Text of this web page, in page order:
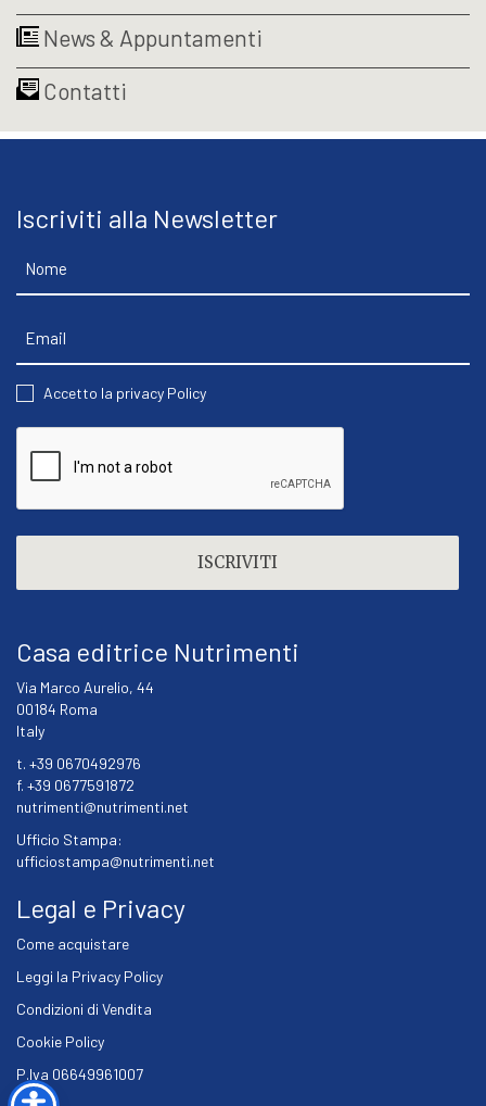
News & Appuntamenti
Contatti
Iscriviti alla Newsletter
CONSENT
Accetto la privacy Policy
Casa editrice Nutrimenti
Via Marco Aurelio, 44
00184 Roma
Italy
t. +39 0670492976
f. +39 0677591872
nutrimenti@nutrimenti.net
Ufficio Stampa:
ufficiostampa@nutrimenti.net
Legal e Privacy
Come acquistare
Leggi la Privacy Policy
Condizioni di Vendita
Cookie Policy
P.Iva 06649961007